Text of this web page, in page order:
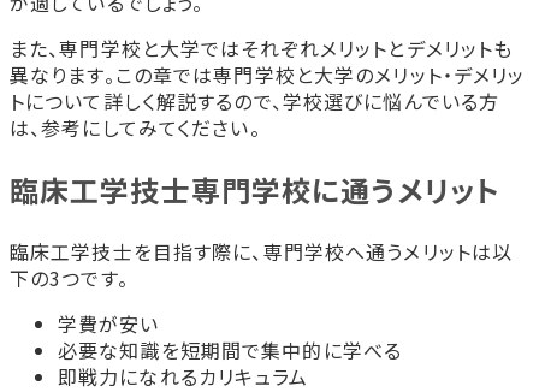
また、専門学校と大学ではそれぞれメリットとデメリットも
異なります。この章では専門学校と大学のメリット・デメリッ
トについて詳しく解説するので、学校選びに悩んでいる方
は、参考にしてみてください。
臨床工学技士専門学校に通うメリット
臨床工学技士を目指す際に、専門学校へ通うメリットは以
下の3つです。
学費が安い
必要な知識を短期間で集中的に学べる
即戦力になれるカリキュラム